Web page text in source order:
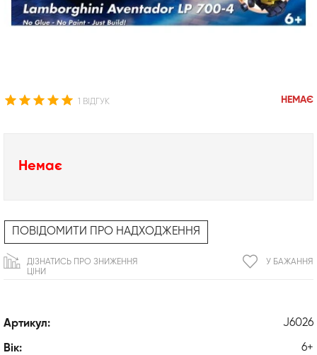
1 ВІДГУК НЕМАЄ
Артикул: J6026
Вік: 6+
Немає
ПОВІДОМИТИ ПРО НАДХОДЖЕННЯ
У БАЖАННЯ
ДІЗНАТИСЬ ПРО ЗНИЖЕННЯ
ЦІНИ